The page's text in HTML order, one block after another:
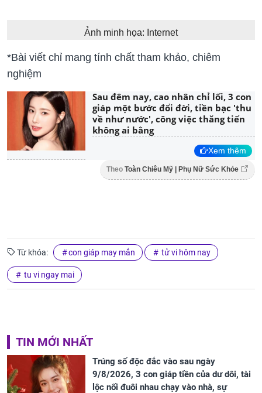
Ảnh minh họa: Internet
*Bài viết chỉ mang tính chất tham khảo, chiêm
nghiệm
Sau đêm nay, cao nhân chỉ lối, 3 con
giáp một bước đổi đời, tiền bạc 'thu
về như nước', công việc thăng tiến
không ai bằng
Xem thêm
Theo Toàn Chiêu Mỹ | Phụ Nữ Sức Khỏe
Từ khóa: con giáp may mắn tử vi hôm nay
tu vi ngay mai
TIN MỚI NHẤT
Trúng số độc đắc vào sau ngày
9/8/2026, 3 con giáp tiền của dư dôi, tài
lộc nối đuôi nhau chạy vào nhà, sự